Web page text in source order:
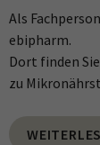
Als
ebipharm.
Dort finden
zu